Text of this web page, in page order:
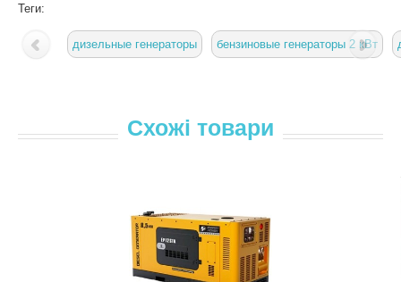
Теги:
дизельные генераторы бензиновые генераторы 2 кВт
Схожі товари